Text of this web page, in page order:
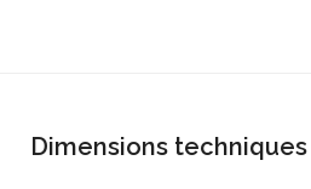
Dimensions techniques